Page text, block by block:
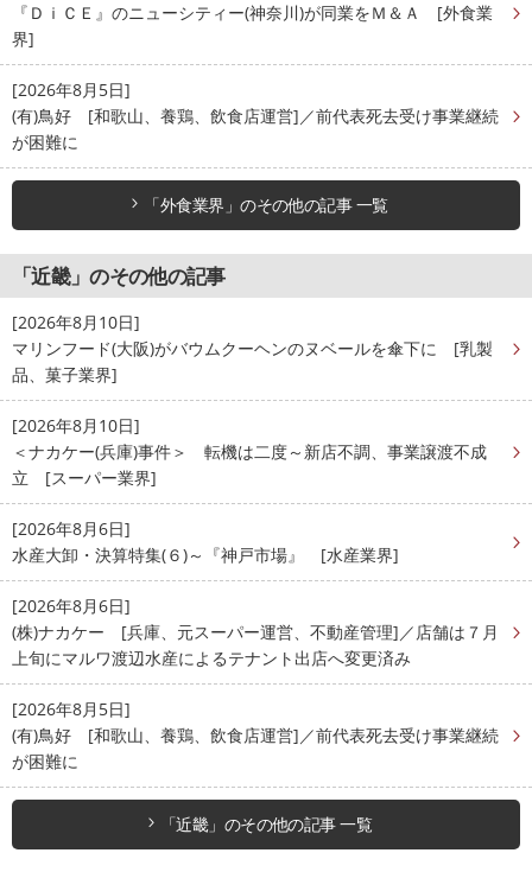
『ＤｉＣＥ』のニューシティー(神奈川)が同業をＭ＆Ａ [外食業
界]
[2026年8月5日]
(有)鳥好 [和歌山、養鶏、飲食店運営]／前代表死去受け事業継続
が困難に
「外食業界」のその他の記事 一覧
「近畿」のその他の記事
[2026年8月10日]
マリンフード(大阪)がバウムクーヘンのヌベールを傘下に [乳製
品、菓子業界]
[2026年8月10日]
＜ナカケー(兵庫)事件＞ 転機は二度～新店不調、事業譲渡不成
立 [スーパー業界]
[2026年8月6日]
水産大卸・決算特集(６)～『神戸市場』 [水産業界]
[2026年8月6日]
(株)ナカケー [兵庫、元スーパー運営、不動産管理]／店舗は７月
上旬にマルワ渡辺水産によるテナント出店へ変更済み
[2026年8月5日]
(有)鳥好 [和歌山、養鶏、飲食店運営]／前代表死去受け事業継続
が困難に
「近畿」のその他の記事 一覧